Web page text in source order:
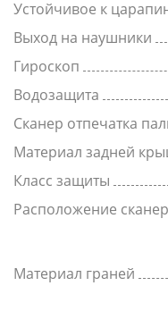
Устойчивое к
Выход на наушники
Гироскоп
Водозащита
Сканер отпечатка
Материал задней
Класс защиты
Расположение
Материал граней